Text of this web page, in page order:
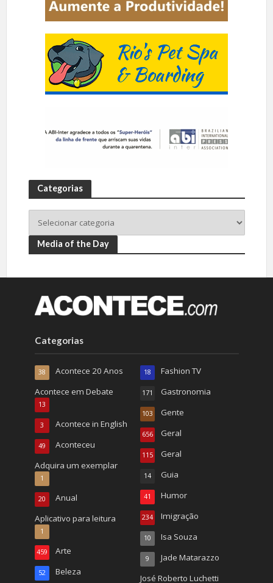
Categorias
Media of the Day
Categorias
Acontece 20 Anos
38
Acontece em Debate
13
Acontece in English
3
Aconteceu
49
Adquira um exemplar
1
Anual
20
Aplicativo para leitura
1
Arte
459
Beleza
52
Fashion TV
18
Gastronomia
171
Gente
103
Geral
656
Geral
115
Guia
14
Humor
41
Imigração
234
Isa Souza
10
Jade Matarazzo
9
José Roberto Luchetti